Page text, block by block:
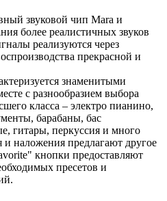
звуковой чип Mara и
более реалистичных звуков
реализуются через
прекрасной и
знаменитыми
с разнообразием выбора
класса – электро пианино,
барабаны, бас
гитары, перкуссия и много
наложения предлагают другое
кнопки предоставляют
пресетов и